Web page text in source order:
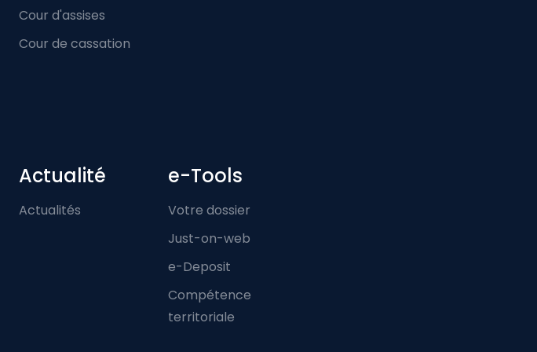
Cour d'assises
Cour de cassation
Actualité
Actualités
e-Tools
Votre dossier
Just-on-web
e-Deposit
Compétence
territoriale